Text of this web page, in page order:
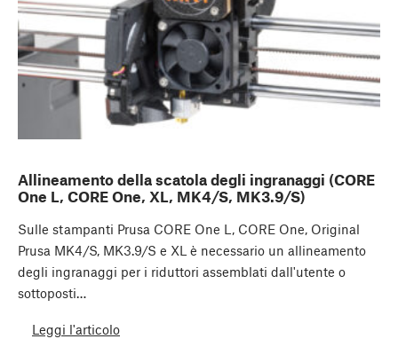
Allineamento della scatola degli ingranaggi (CORE
One L, CORE One, XL, MK4/S, MK3.9/S)
Sulle stampanti Prusa CORE One L, CORE One, Original
Prusa MK4/S, MK3.9/S e XL è necessario un allineamento
degli ingranaggi per i riduttori assemblati dall'utente o
sottoposti…
Leggi l'articolo